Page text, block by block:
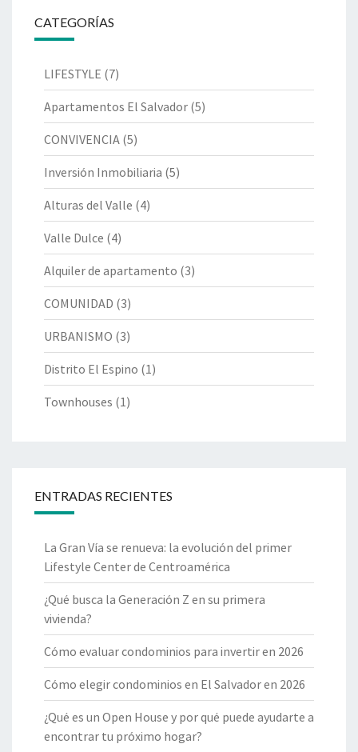
CATEGORÍAS
LIFESTYLE (7)
Apartamentos El Salvador (5)
CONVIVENCIA (5)
Inversión Inmobiliaria (5)
Alturas del Valle (4)
Valle Dulce (4)
Alquiler de apartamento (3)
COMUNIDAD (3)
URBANISMO (3)
Distrito El Espino (1)
Townhouses (1)
ENTRADAS RECIENTES
La Gran Vía se renueva: la evolución del primer
Lifestyle Center de Centroamérica
¿Qué busca la Generación Z en su primera
vivienda?
Cómo evaluar condominios para invertir en 2026
Cómo elegir condominios en El Salvador en 2026
¿Qué es un Open House y por qué puede ayudarte a
encontrar tu próximo hogar?